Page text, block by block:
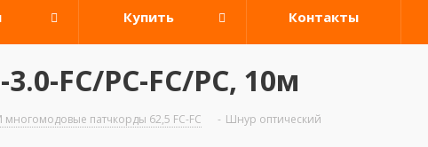
Купить Контакты
FC/PC-FC/PC, 10м
патчкорды 62,5 FC-FC - Шнур оптический